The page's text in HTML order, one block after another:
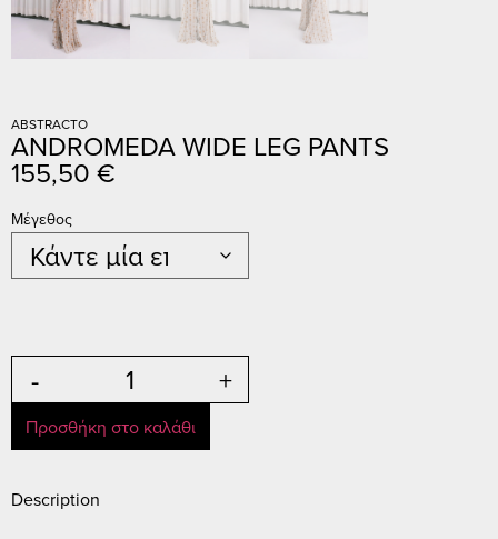
ABSTRACTO
ANDROMEDA WIDE LEG PANTS
155,50 €
Μέγεθος
- +
Προσθήκη στο καλάθι
Description